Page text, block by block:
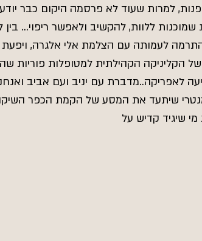
למרות שעוד לא פרסמה היקום כבר
ללוות, להקשיב ולאפשר ריפוי... בין
לעמותה עם הצלמת אלי אלגרה, ויפעת
הקליניקה הקהילתית למטופלות פוריות
לאפריקה..מדברת עם יניב ועם אביב
שיתעד את המסע של הקמת הכפר
שיגיד קדיש על